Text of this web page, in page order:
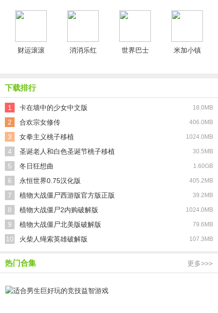
2shuttle版
财运滚滚
消消乐红
世界巴士
米加小镇
下载排行
1 卡在墙中的少女中文版 18.0MB
2 合欢宗女修传 406.0MB
3 女拳主义桃子移植 1024.0MB
4 圣诞老人和白色圣诞节桃子移植 30.5MB
5 冬日狂想曲 1.60GB
6 永恒世界0.75汉化版 405.2MB
7 植物大战僵尸西游版官方版正版 39.2MB
8 植物大战僵尸2内购破解版 1024.0MB
9 植物大战僵尸北美版破解版 79.6MB
10 火柴人绳索英雄破解版 107.3MB
热门合集 更多>>>